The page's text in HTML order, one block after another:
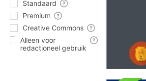
Standaard
Premium
Creative Commons
Alleen voor
redactioneel gebruik